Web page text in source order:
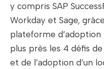
y compris SAP
Workday et Sage,
plateforme d’adoption
plus près les 4 défis de
et de l’adoption d’un